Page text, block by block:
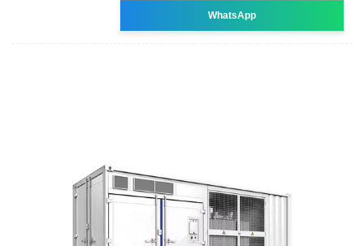
WhatsApp